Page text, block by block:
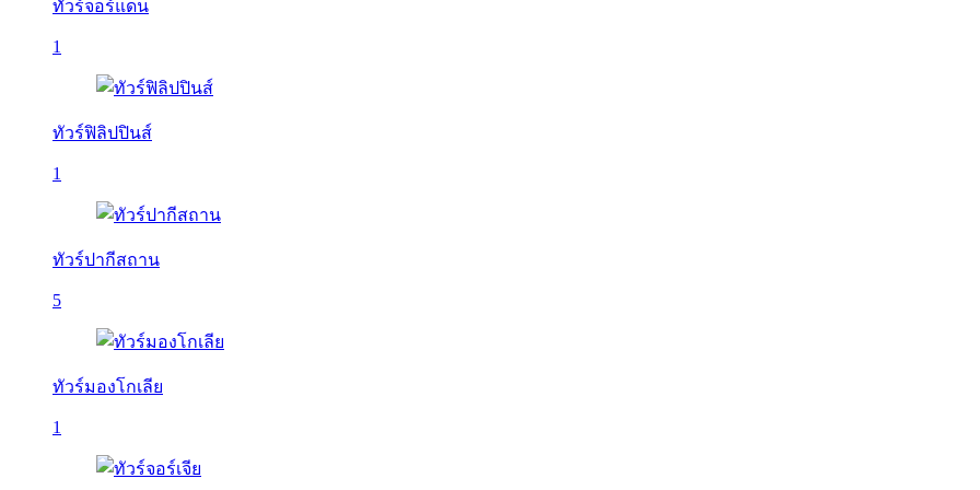
ทัวร์จอร์แดน
1
ทัวร์ฟิลิปปินส์
1
ทัวร์ปากีสถาน
5
ทัวร์มองโกเลีย
1